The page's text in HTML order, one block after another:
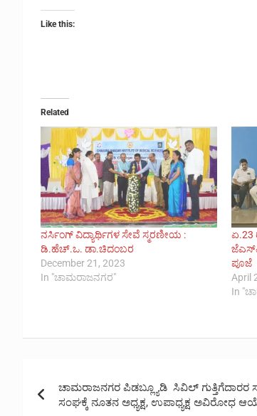
Like this:
Related
ನರ್ಸಿಂಗ್ ವಿದ್ಯಾರ್ಥಿಗಳ ಸೇವೆ ಸ್ಮರಣೀಯ :
ಡಿ.ಹೆಚ್.ಒ. ಡಾ.ಚಿದಂಬರ
December 21, 2023
In "ಚಾಮರಾಜನಗರ"
ಏ.23
ಪೂಜೆ
April
In
navigation
ಚಾಮರಾಜನಗರ ಪಿಡಬ್ಲ್ಯೂಡಿ ಸಿವಿಲ್ ಗುತ್ತಿಗೆದಾರರ
ಸಂಘಕ್ಕೆ ನೂತನ ಅಧ್ಯಕ್ಷ, ಉಪಾಧ್ಯಕ್ಷ ಅವಿರೋಧ